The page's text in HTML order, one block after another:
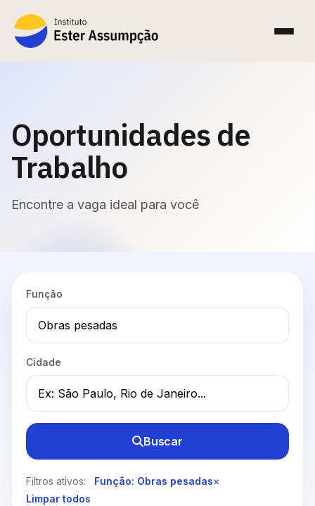
Oportunidades de
Trabalho
Encontre a vaga ideal para você
Função
Cidade
Buscar
Filtros ativos: Função: Obras pesadas×
Limpar todos